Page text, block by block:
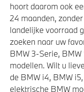
hoort daarom ook
24 maanden,
landelijke voorraad
zoeken naar uw
BMW 3-Serie,
modellen. Wilt u
de BMW i4, BMW
elektrische BMW